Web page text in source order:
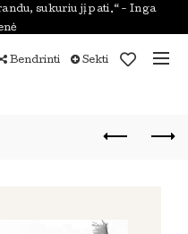
sukuriu jį pati.“ - Inga
Bendrinti Sekti